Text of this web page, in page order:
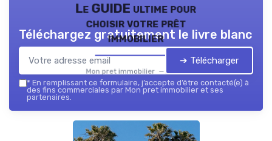
Le GUIDE ultime pour
choisir votre prêt
immobilier
Mon pret immobilier — 2026
Téléchargez gratuitement le livre blanc
➔ Télécharger
* En remplissant ce formulaire, j’accepte d’être contacté(e) à
des fins commerciales par Mon pret immobilier et ses
partenaires.